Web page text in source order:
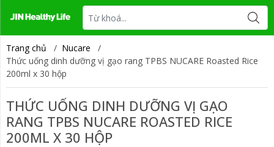
Tin tức Liên hệ
Trang chủ / Nucare
/
Thức uống dinh dưỡng vị gạo rang TPBS NUCARE Roasted Rice
200ml x 30 hộp
THỨC UỐNG DINH DƯỠNG VỊ GẠO
RANG TPBS NUCARE ROASTED RICE
200ML X 30 HỘP